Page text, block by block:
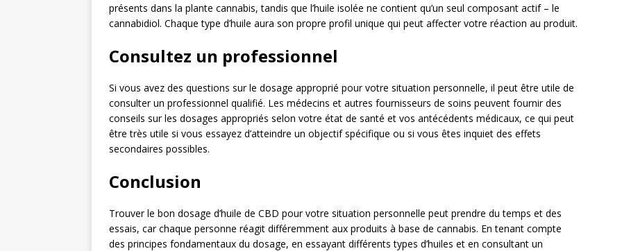
présents dans la plante cannabis, tandis que l’huile isolée ne contient qu’un seul composant actif – le
cannabidiol. Chaque type d’huile aura son propre profil unique qui peut affecter votre réaction au produit.
Consultez un professionnel
Si vous avez des questions sur le dosage approprié pour votre situation personnelle, il peut être utile de
consulter un professionnel qualifié. Les médecins et autres fournisseurs de soins peuvent fournir des
conseils sur les dosages appropriés selon votre état de santé et vos antécédents médicaux, ce qui peut
être très utile si vous essayez d’atteindre un objectif spécifique ou si vous êtes inquiet des effets
secondaires possibles.
Conclusion
Trouver le bon dosage d’huile de CBD pour votre situation personnelle peut prendre du temps et des
essais, car chaque personne réagit différemment aux produits à base de cannabis. En tenant compte
des principes fondamentaux du dosage, en essayant différents types d’huiles et en consultant un